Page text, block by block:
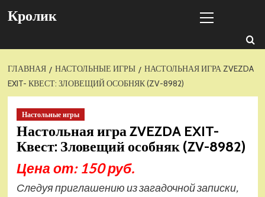
Кролик
меню
ГЛАВНАЯ НАСТОЛЬНЫЕ ИГРЫ
НАСТОЛЬНАЯ ИГРА ZVEZDA
EXIT- КВЕСТ: ЗЛОВЕЩИЙ ОСОБНЯК (ZV-8982)
Настольные игры
Настольная игра ZVEZDA EXIT-
Квест: Зловещий особняк (ZV-8982)
Цена от: 150 руб.
Следуя приглашению из загадочной записки,